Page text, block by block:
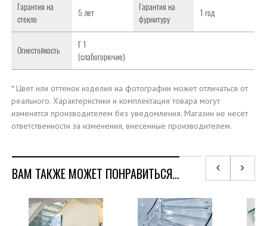
Гарантия на
стекло
5 лет
Гарантия на
фурнитуру
1 год
Огнестойкость
Г 1
(слабогорючие)
* Цвет или оттенок изделия на фотографии может отличаться от
реального. Характеристики и комплектация товара могут
изменятся производителем без уведомления. Магазин не несет
ответственности за изменения, внесенные производителем.
ВАМ ТАКЖЕ МОЖЕТ ПОНРАВИТЬСЯ…